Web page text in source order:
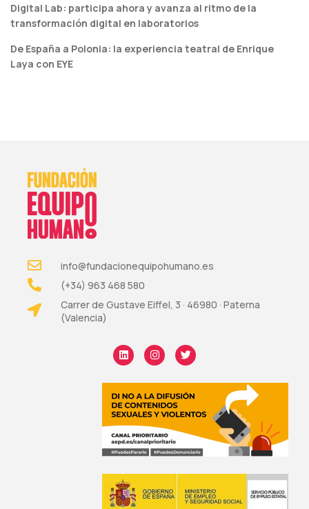
Digital Lab: participa ahora y avanza al ritmo de la
transformación digital en laboratorios
De España a Polonia: la experiencia teatral de Enrique
Laya con EYE
info@fundacionequipohumano.es
(+34) 963 468 580
Carrer de Gustave Eiffel, 3 · 46980 · Paterna
(Valencia)